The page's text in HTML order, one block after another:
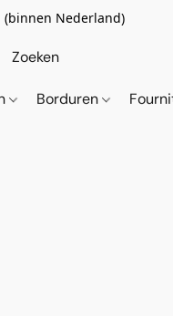
(binnen Nederland)
Borduren